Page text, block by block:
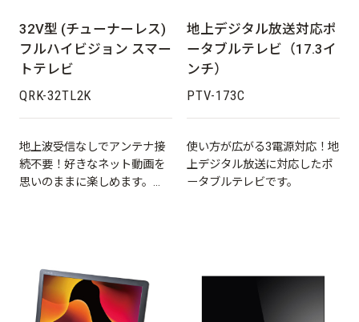
32V型 (チューナーレス)
フルハイビジョン スマー
トテレビ
QRK-32TL2K
地上波受信なしでアンテナ接
続不要！好きなネット動画を
思いのままに楽しめます。
地上デジタル放送対応ポ
ータブルテレビ（17.3イ
ンチ）
PTV-173C
使い方が広がる3電源対応！地
上デジタル放送に対応したポ
ータブルテレビです。